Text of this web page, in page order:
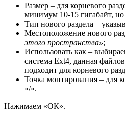
Размер – для корневого
минимум 10-15 гигабайт,
Тип нового раздела –
Местоположение нового
этого пространства»;
Использовать как –
система Ext4, данная
подходит для корневого
Точка монтирования – для
«/».
Нажимаем «ОК».